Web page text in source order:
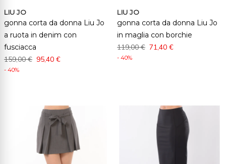
LIU JO
gonna corta da donna Liu Jo
a ruota in denim con
fusciacca
159,00 € 95,40 €
- 40%
LIU JO
gonna corta da donna Liu Jo
in maglia con borchie
119,00 € 71,40 €
- 40%